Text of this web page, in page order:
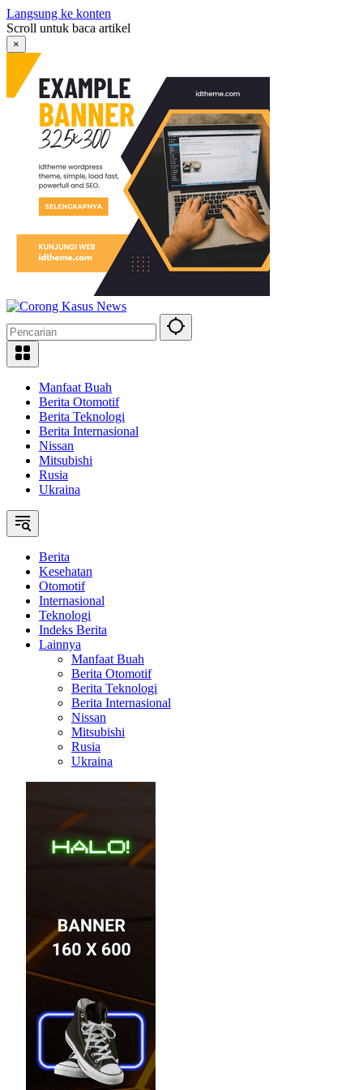
Langsung ke konten
Scroll untuk baca artikel
×
Manfaat Buah
Berita Otomotif
Berita Teknologi
Berita Internasional
Nissan
Mitsubishi
Rusia
Ukraina
Berita
Kesehatan
Otomotif
Internasional
Teknologi
Indeks Berita
Lainnya
Manfaat Buah
Berita Otomotif
Berita Teknologi
Berita Internasional
Nissan
Mitsubishi
Rusia
Ukraina